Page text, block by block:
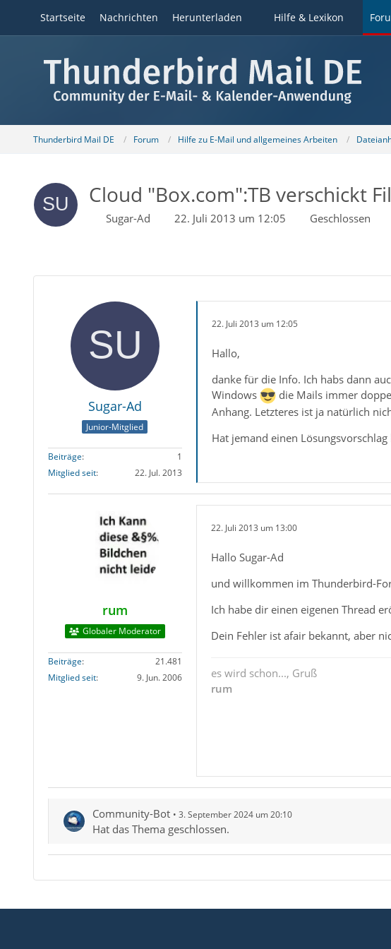
Startseite Nachrichten Herunterladen Hilfe & Lexikon
Thunderbird Mail DE Forum Hilfe zu E-Mail und allgemeines Arbeiten
Cloud "Box.com":TB verschickt
Sugar-Ad 22. Juli 2013 um 12:05 Geschlossen
Sugar-Ad
Junior-Mitglied
Beiträge
1
Mitglied seit
22. Jul. 2013
22. Juli 2013 um 12:05
Hallo,
danke für die Info. Ich habs dann
Windows
die Mails immer
Anhang. Letzteres ist ja natürlich
Hat jemand einen
rum
Globaler Moderator
Beiträge
21.481
Mitglied seit
9. Jun. 2006
22. Juli 2013 um 13:00
Hallo Sugar-Ad
und willkommen im Thunderbird-
Ich habe dir einen eigenen Thread
Dein Fehler ist afair bekannt, aber
es wird schon..., Gruß
rum
Community-Bot 3. September 2024 um 20:10
Hat das Thema geschlossen.